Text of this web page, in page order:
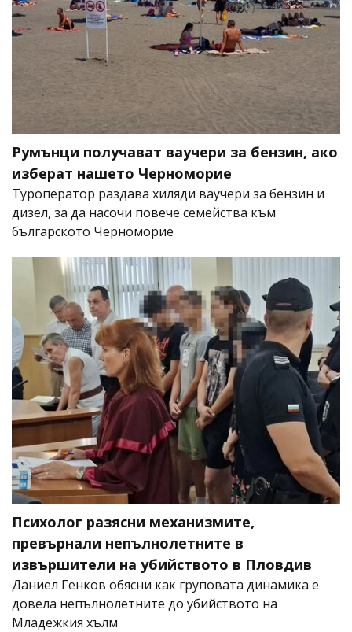
Румънци получават ваучери за бензин, ако
изберат нашето Черноморие
Туроператор раздава хиляди ваучери за бензин и
дизел, за да насочи повече семейства към
българското Черноморие
Психолог разясни механизмите,
превърнали непълнолетните в
извършители на убийството в Пловдив
Даниел Генков обясни как груповата динамика е
довела непълнолетните до убийството на
Младежкия хълм